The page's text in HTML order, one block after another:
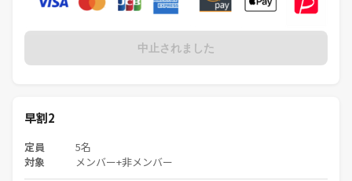
中止されました
早割2
定員 5名
対象 メンバー+非メンバー